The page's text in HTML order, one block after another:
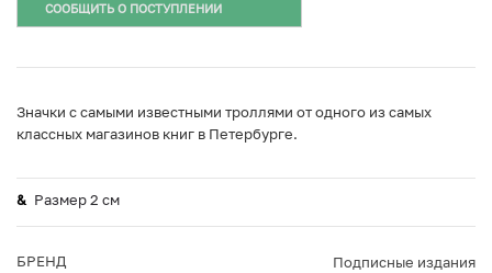
СООБЩИТЬ О ПОСТУПЛЕНИИ
Значки с самыми известными троллями от одного из самых
классных магазинов книг в Петербурге.
Размер 2 см
БРЕНД Подписные издания